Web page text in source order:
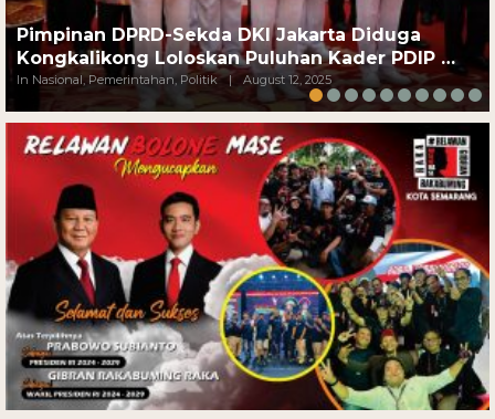
Pimpinan DPRD-Sekda DKI Jakarta Diduga
Kongkalikong Loloskan Puluhan Kader PDIP …
In Nasional, Pemerintahan, Politik | August 12, 2025